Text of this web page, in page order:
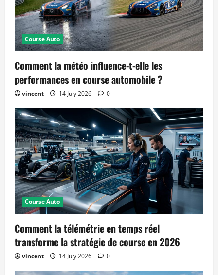
Course Auto
Comment la météo influence-t-elle les
performances en course automobile ?
vincent 14 July 2026 0
Course Auto
Comment la télémétrie en temps réel
transforme la stratégie de course en 2026
vincent 14 July 2026 0